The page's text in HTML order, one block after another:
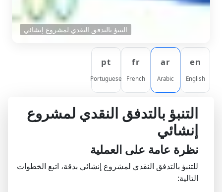
التنبؤ بالتدفق النقدي لمشروع إنشائي
en
English
ar
Arabic
fr
French
pt
Portuguese
التنبؤ بالتدفق النقدي لمشروع
إنشائي
نظرة عامة على العملية
للتنبؤ بالتدفق النقدي لمشروع إنشائي بدقة، اتبع الخطوات
التالية: